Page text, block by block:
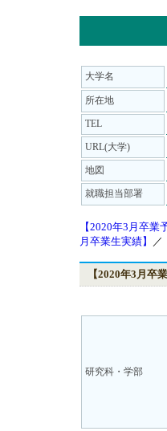
大学名
所在地
TEL
URL(大学)
地図
就職担当部署
【2020年3月卒業
月卒業生実績】
／
【2020年3月卒
研究科・学部